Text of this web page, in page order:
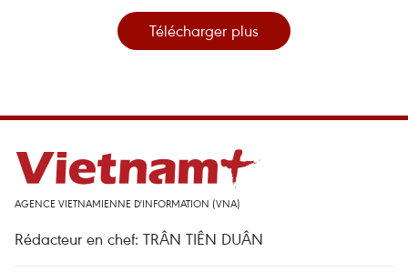
Télécharger plus
AGENCE VIETNAMIENNE D'INFORMATION (VNA)
Rédacteur en chef: TRÂN TIÊN DUÂN